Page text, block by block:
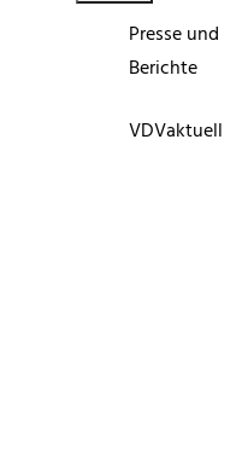
Presse und
Berichte
VDVaktuell